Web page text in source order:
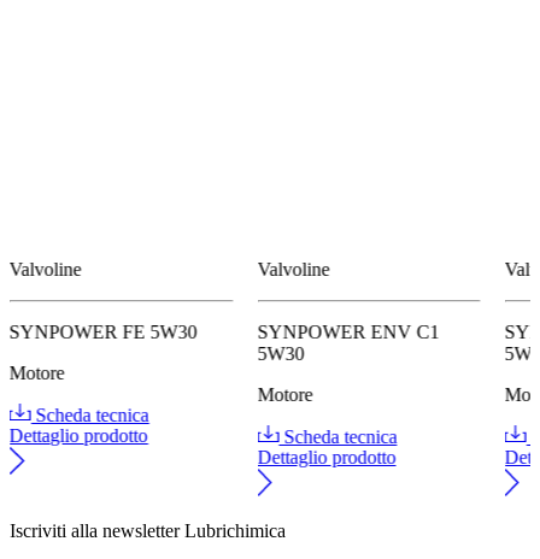
Valvoline
SYNPOWER FE 5W30
Motore
Scheda tecnica
Dettaglio prodotto
Valvoline
SYNPOWER ENV C1
5W30
Motore
Scheda tecnica
Dettaglio prodotto
Iscriviti alla newsletter Lubrichimica